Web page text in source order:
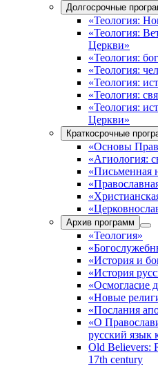
Долгосрочные
«Теология:
«Теология:
Церкви»
«Теология:
«Теология:
«Теология:
«Теология:
«Теология:
Церкви»
Краткосрочные
«Основы
«Агиология:
«Письменная
Архив программ
«Теология»
«История и
«История
«Осмогласие
«Новые
«Послания
«О
русский язык
Old Believers:
17th century